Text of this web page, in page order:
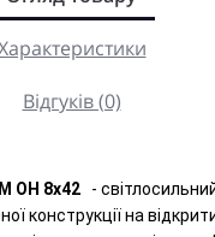
Відгуків (0)
OH 8х42
-
конструкції на